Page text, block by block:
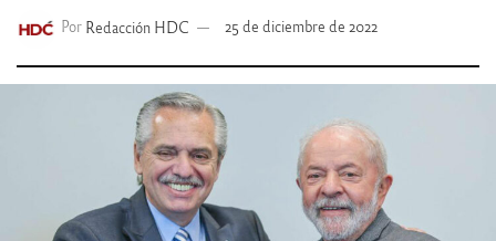
Por Redacción HDC 25 de diciembre de 2022